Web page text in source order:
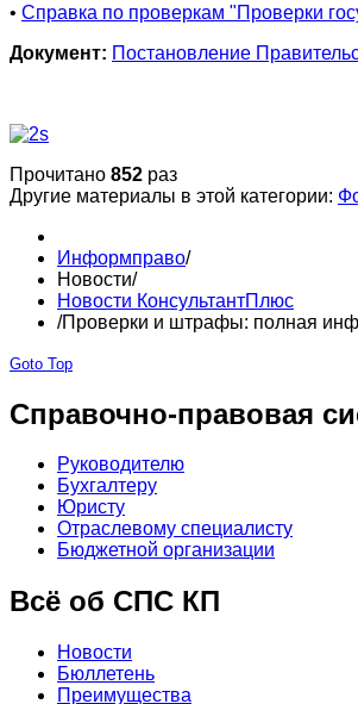
• Справка по проверкам "Проверки
Документ: Постановление
Прочитано 852 раз
Другие материалы в этой категории:
Информправо/
Новости/
Новости КонсультантПлюс
/Проверки и штрафы: полная
Goto Top
Справочно-правовая
Руководителю
Бухгалтеру
Юристу
Отраслевому специалисту
Бюджетной организации
Всё об СПС КП
Новости
Бюллетень
Преимущества